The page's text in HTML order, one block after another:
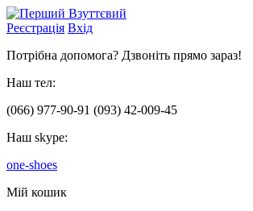
Реєстрація Вхід
Потрібна допомога? Дзвоніть прямо зараз!
Наш тел:
(066) 977-90-91 (093) 42-009-45
Наш skype:
one-shoes
Мій кошик